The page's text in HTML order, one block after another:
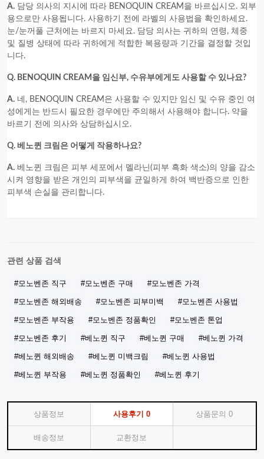
A. 담당 의사의 지시에 따라 BENOQUIN CREAM을 바르십시오. 외부
용으로만 사용됩니다. 사용하기 전에 라벨의 사용법을 확인하세요.
눈/눈꺼풀 근처에는 바르지 마세요. 담당 의사는 귀하의 연령, 체중
및 질병 상태에 따라 귀하에게 적합한 복용량과 기간을 결정할 것입
니다.
Q. BENOQUIN CREAM을 임신부, 수유부에게도 사용할 수 있나요?
A. 네, BENOQUIN CREAM은 사용할 수 있지만 임신 및 수유 중인 여
성에게는 반드시 필요한 경우에만 주의해서 사용해야 합니다. 약을
바르기 전에 의사와 상담하십시오.
Q. 베노퀸 크림은 어떻게 작용하나요?
A. 베노퀸 크림은 피부 세포에서 멜라닌(피부 흑화 색소)의 양을 감소
시켜 영향을 받은 개인의 피부색을 균일하게 하여 백반증으로 인한
피부색 손실을 관리합니다.
관련 상품 검색
#모노벤존 직구 #모노벤존 구매 #모노벤존 가격
#모노벤존 해외배송 #모노벤존 피부미백 #모노벤존 사용법
#모노벤존 부작용 #모노벤존 정품확인 #모노벤존 톤업
#모노벤존 후기 #베노퀸 직구 #베노퀸 구매 #베노퀸 가격
#베노퀸 해외배송 #베노퀸 미백크림 #베노퀸 사용법
#베노퀸 부작용 #베노퀸 정품확인 #베노퀸 후기
상품정보 사용후기 0 상품문의0
배송정보 교환정보